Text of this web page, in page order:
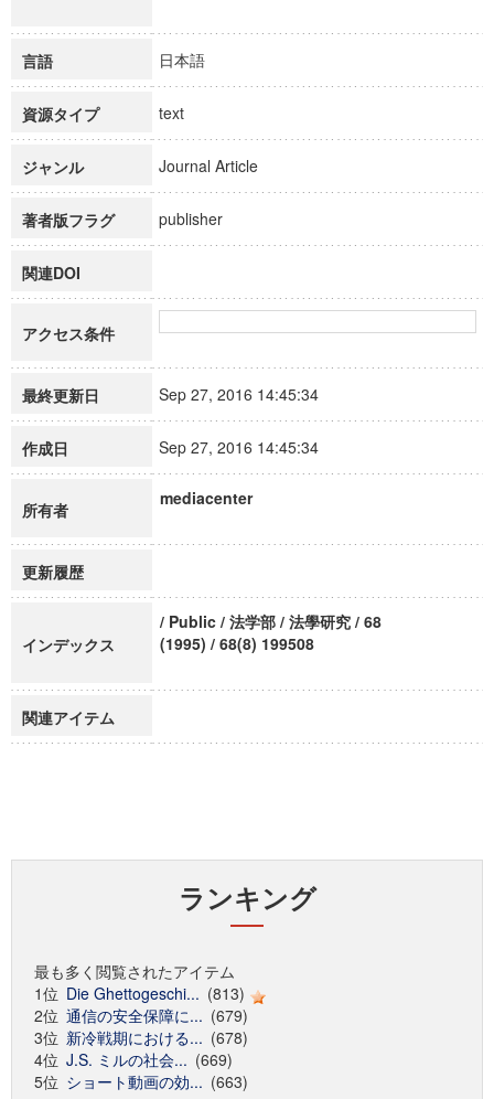
言語 日本語
資源タイプ text
ジャンル Journal Article
著者版フラグ publisher
関連DOI
アクセス条件
最終更新日 Sep 27, 2016 14:45:34
作成日 Sep 27, 2016 14:45:34
所有者
mediacenter
更新履歴
インデックス
/ Public / 法学部 / 法學研究 / 68
(1995) / 68(8) 199508
関連アイテム
ランキング
最も多く閲覧されたアイテム
1位 Die Ghettogeschi... (813)
2位 通信の安全保障に... (679)
3位 新冷戦期における... (678)
4位 J.S. ミルの社会... (669)
5位 ショート動画の効... (663)